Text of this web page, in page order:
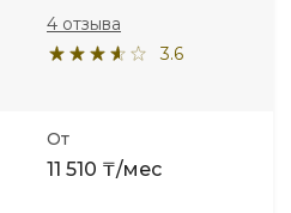
3.6
4 отзыва
От
11 510 ₸/мес